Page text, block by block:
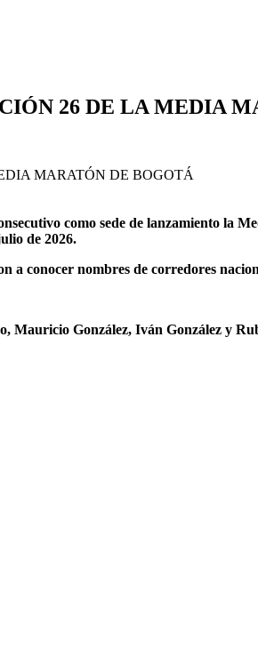
26 DE LA MEDIA
como sede de lanzamiento la
de 2026.
a conocer nombres de corredores
González, Iván González y